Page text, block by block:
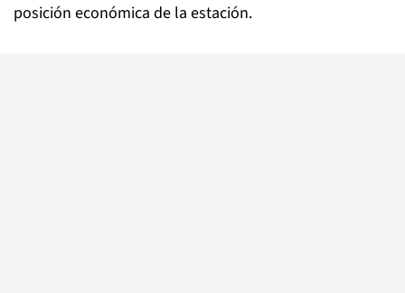
posición económica de la estación.